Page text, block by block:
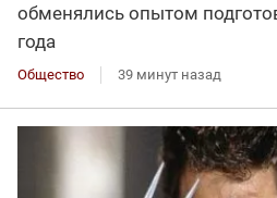
обменялись опытом
года
Общество 39 минут назад